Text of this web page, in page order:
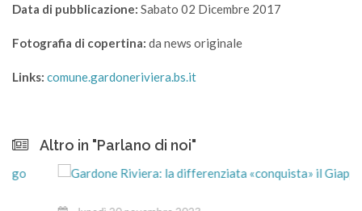
Data di pubblicazione: Sabato 02 Dicembre 2017
Fotografia di copertina: da news originale
Links: comune.gardoneriviera.bs.it
Altro in "Parlano di noi"